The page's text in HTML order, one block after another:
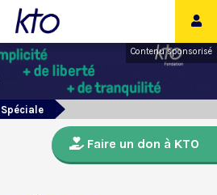
Contenu sponsorisé
Faire un don à KTO